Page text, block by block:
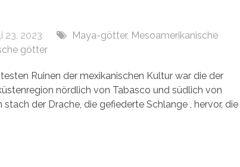
23, 2023 Maya-götter, Mesoamerikanische
götter
Ruinen der mexikanischen Kultur war die der
nördlich von Tabasco und südlich von
der Drache, die gefiederte Schlange , hervor, die